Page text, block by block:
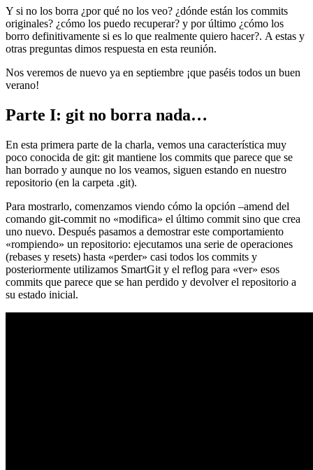
Y si no los borra ¿por qué no los veo? ¿dónde están los commits
originales? ¿cómo los puedo recuperar? y por último ¿cómo los
borro definitivamente si es lo que realmente quiero hacer?. A estas y
otras preguntas dimos respuesta en esta reunión.
Nos veremos de nuevo ya en septiembre ¡que paséis todos un buen
verano!
Parte I: git no borra nada…
En esta primera parte de la charla, vemos una característica muy
poco conocida de git: git mantiene los commits que parece que se
han borrado y aunque no los veamos, siguen estando en nuestro
repositorio (en la carpeta .git).
Para mostrarlo, comenzamos viendo cómo la opción –amend del
comando git-commit no «modifica» el último commit sino que crea
uno nuevo. Después pasamos a demostrar este comportamiento
«rompiendo» un repositorio: ejecutamos una serie de operaciones
(rebases y resets) hasta «perder» casi todos los commits y
posteriormente utilizamos SmartGit y el reflog para «ver» esos
commits que parece que se han perdido y devolver el repositorio a
su estado inicial.